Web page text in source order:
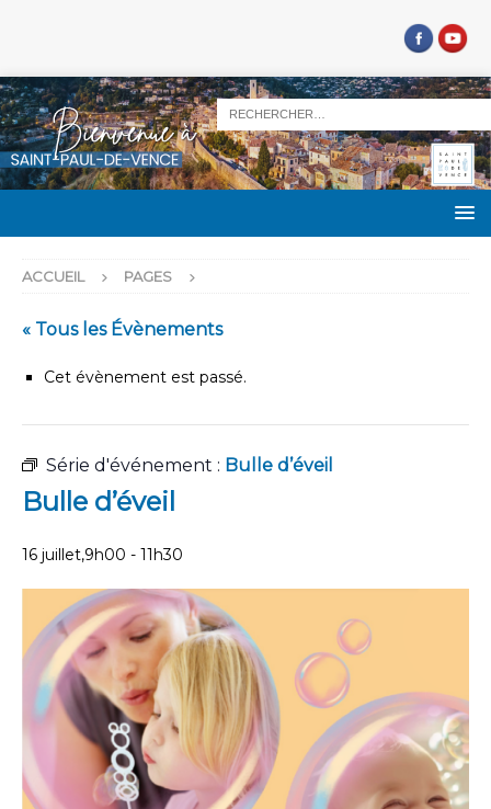
ACCUEIL PAGES
« Tous les Évènements
Cet évènement est passé.
Série d'événement : Bulle d’éveil
Bulle d’éveil
16 juillet,9h00 - 11h30